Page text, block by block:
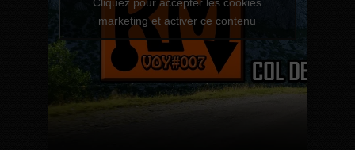
Cliquez pour accepter les cookies
marketing et activer ce contenu